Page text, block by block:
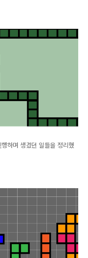
하며 생겼던 일들을 정리했